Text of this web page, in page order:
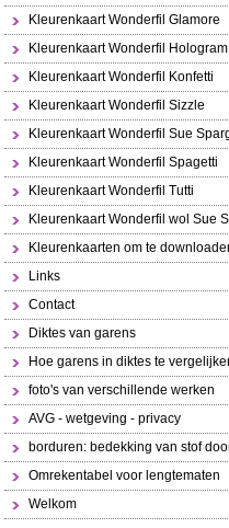
Kleurenkaart Wonderfil Glamore
Kleurenkaart Wonderfil Hologram
Kleurenkaart Wonderfil Konfetti
Kleurenkaart Wonderfil Sizzle
Kleurenkaart Wonderfil Sue
Kleurenkaart Wonderfil Spagetti
Kleurenkaart Wonderfil Tutti
Kleurenkaart Wonderfil wol Sue
Kleurenkaarten om te
Links
Contact
Diktes van garens
Hoe garens in diktes te
foto's van verschillende werken
AVG - wetgeving - privacy
borduren: bedekking van stof
Omrekentabel voor lengtematen
Welkom